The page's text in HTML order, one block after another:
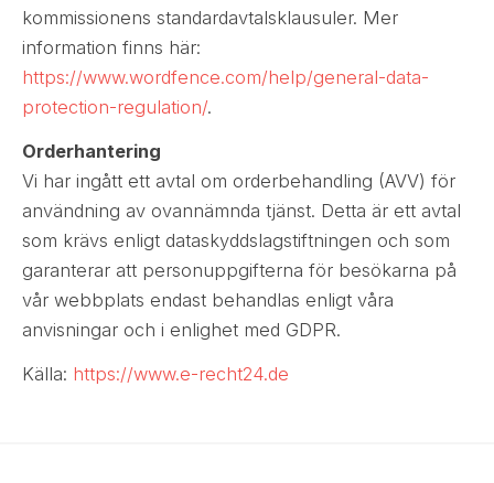
kommissionens standardavtalsklausuler. Mer
information finns här:
https://www.wordfence.com/help/general-data-
protection-regulation/.
Orderhantering
Vi har ingått ett avtal om orderbehandling (AVV) för
användning av ovannämnda tjänst. Detta är ett avtal
som krävs enligt dataskyddslagstiftningen och som
garanterar att personuppgifterna för besökarna på
vår webbplats endast behandlas enligt våra
anvisningar och i enlighet med GDPR.
Källa: https://www.e-recht24.de